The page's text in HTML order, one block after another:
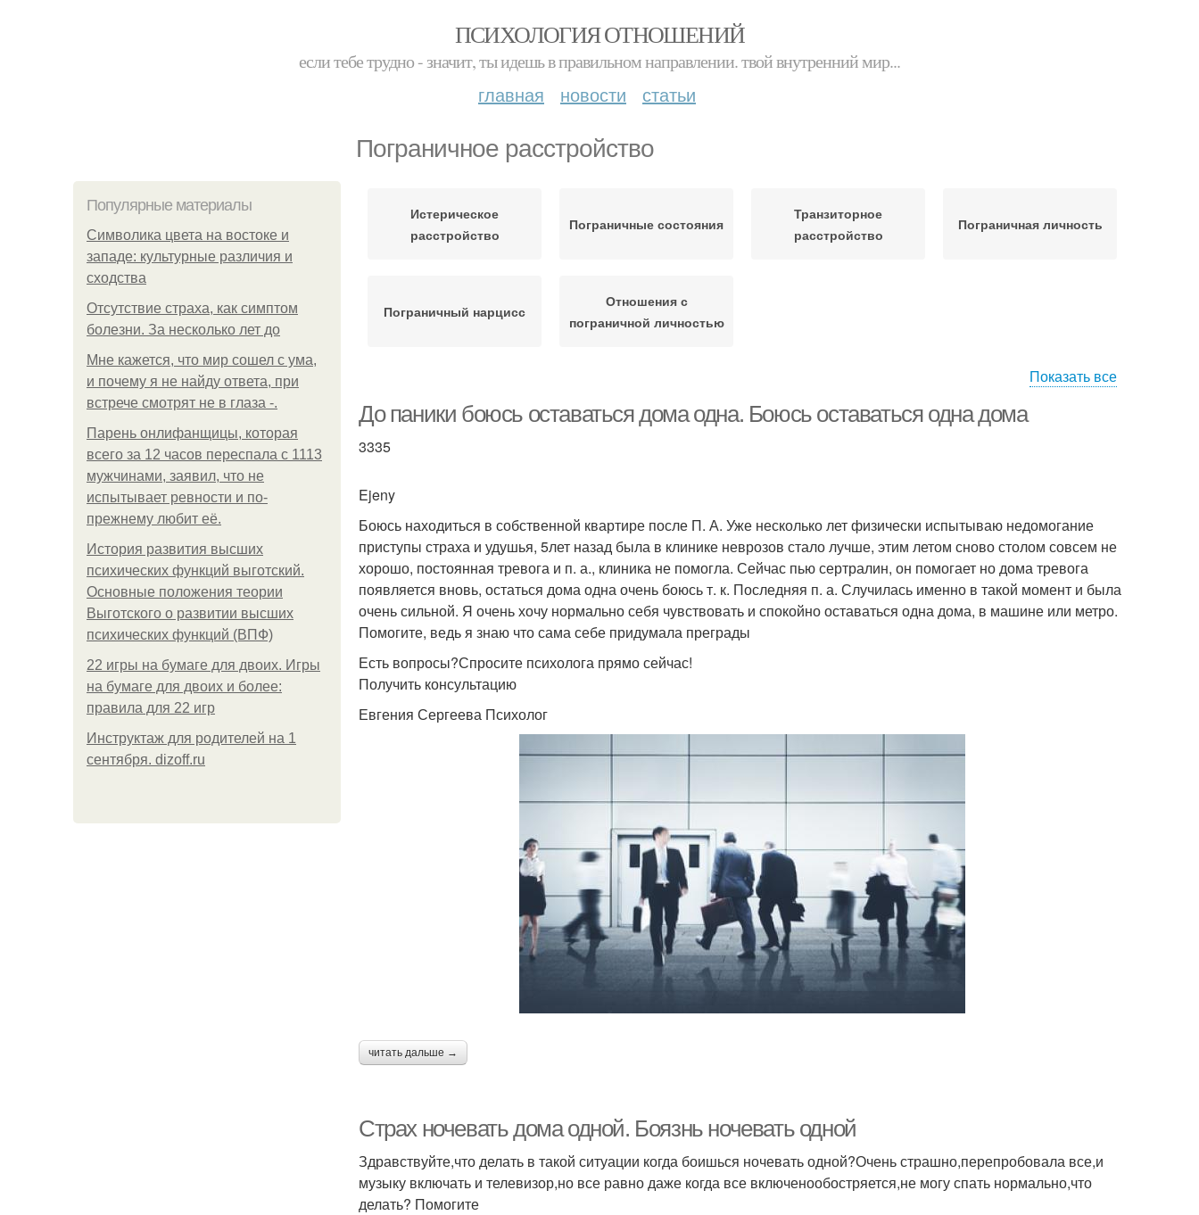
ПСИХОЛОГИЯ ОТНОШЕНИЙ
если тебе трудно - значит, ты идешь в правильном направлении. твой внутренний мир...
главная новости статьи
Пограничное расстройство
Популярные материалы
Символика цвета на востоке и
западе: культурные различия и
сходства
Отсутствие страха, как симптом
болезни. За несколько лет до
Мне кажется, что мир сошел с ума,
и почему я не найду ответа, при
встрече смотрят не в глаза -.
Парень онлифанщицы, которая
всего за 12 часов переспала с 1113
мужчинами, заявил, что не
испытывает ревности и по-
прежнему любит её.
История развития высших
психических функций выготский.
Основные положения теории
Выготского о развитии высших
психических функций (ВПФ)
22 игры на бумаге для двоих. Игры
на бумаге для двоих и более:
правила для 22 игр
Инструктаж для родителей на 1
сентября. dizoff.ru
Истерическое
расстройство
Пограничные состояния
Транзиторное
расстройство
Пограничная личность
Пограничный нарцисс
Отношения с
пограничной личностью
Показать все
До паники боюсь оставаться дома одна. Боюсь оставаться одна дома
3335
Ejeny
Боюсь находиться в собственной квартире после П. А. Уже несколько лет физически испытываю недомогание
приступы страха и удушья, 5лет назад была в клинике неврозов стало лучше, этим летом сново столом совсем не
хорошо, постоянная тревога и п. а., клиника не помогла. Сейчас пью сертралин, он помогает но дома тревога
появляется вновь, остаться дома одна очень боюсь т. к. Последняя п. а. Случилась именно в такой момент и была
очень сильной. Я очень хочу нормально себя чувствовать и спокойно оставаться одна дома, в машине или метро.
Помогите, ведь я знаю что сама себе придумала преграды
Есть вопросы?Спросите психолога прямо сейчас!
Получить консультацию
Евгения Сергеева Психолог
читать дальше →
Страх ночевать дома одной. Боязнь ночевать одной
Здравствуйте,что делать в такой ситуации когда боишься ночевать одной?Очень страшно,перепробовала все,и
музыку включать и телевизор,но все равно даже когда все включенообостряется,не могу спать нормально,что
делать? Помогите